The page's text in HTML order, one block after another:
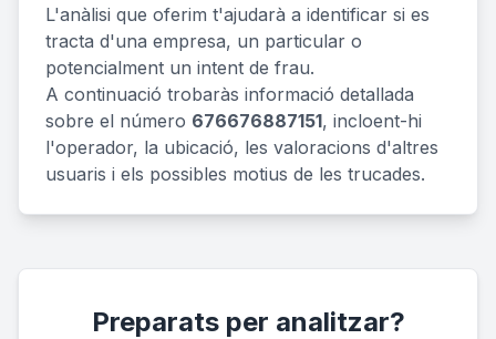
L'anàlisi que oferim t'ajudarà a identificar si es
tracta d'una empresa, un particular o
potencialment un intent de frau.
A continuació trobaràs informació detallada
sobre el número 676676887151, incloent-hi
l'operador, la ubicació, les valoracions d'altres
usuaris i els possibles motius de les trucades.
Preparats per analitzar?